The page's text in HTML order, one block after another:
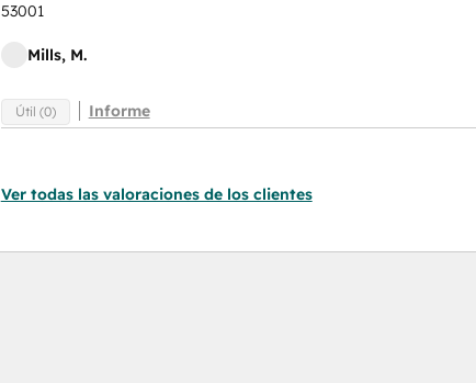
53001
Mills, M.
Útil (0) Informe
Ver todas las valoraciones de los clientes